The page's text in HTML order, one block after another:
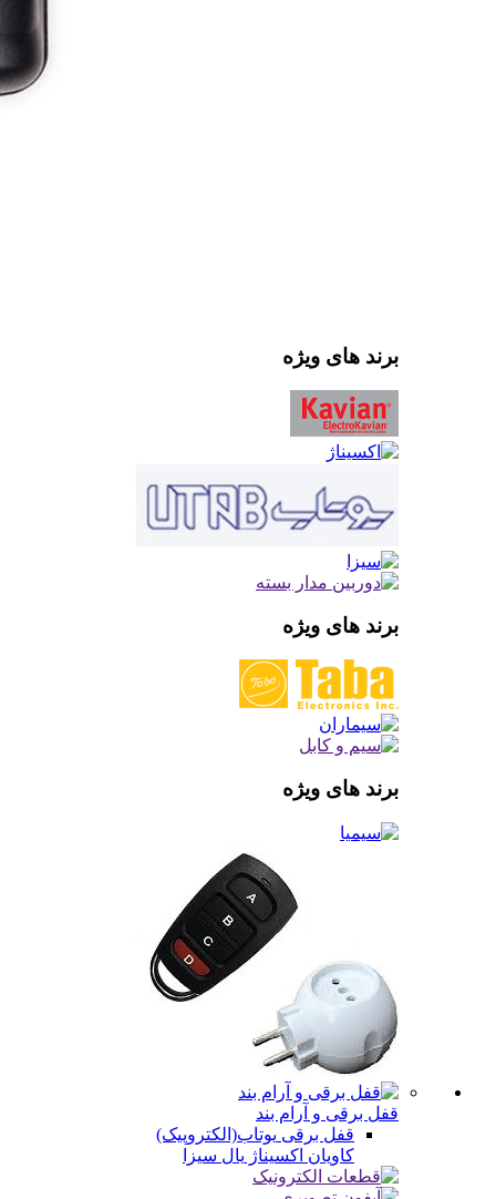
برند های ویژه
برند های ویژه
برند های ویژه
قفل برقی و آرام بند
قفل برقی یوتاب(الکتروپیک)
کاویان اکسیناژ یال سیزا